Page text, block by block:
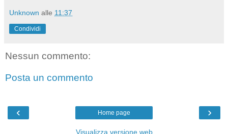
Unknown alle 11:37
Condividi
Nessun commento:
Posta un commento
‹ ›
Home page
Visualizza versione web